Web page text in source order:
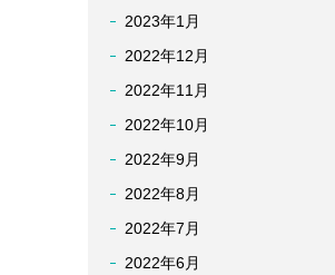
2023年1月
2022年12月
2022年11月
2022年10月
2022年9月
2022年8月
2022年7月
2022年6月